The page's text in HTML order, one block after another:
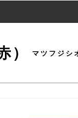
） マツフジシ